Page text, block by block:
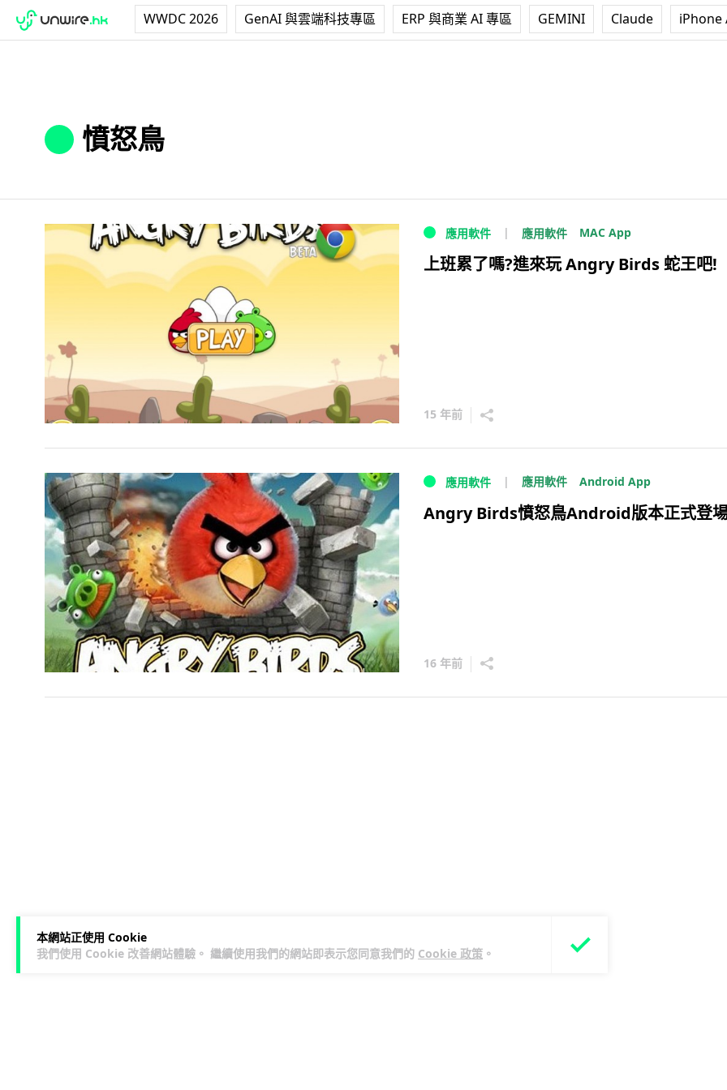
WWDC 2026 GenAI 與雲端科技專區 ERP 與商業 AI 專區 GEMINI Claude iPhone
本網站正使用 Cookie
我們使用 Cookie 改善網站體驗。 繼續使用我們的網站即表示您同意我們的 Cookie 政策 。
憤怒鳥
應用軟件 應用軟件 MAC App
上班累了嗎?進來玩 Angry Birds 蛇王吧!
15 年前
應用軟件 應用軟件 Android App
Angry Birds憤怒鳥Android版本正式登
16 年前